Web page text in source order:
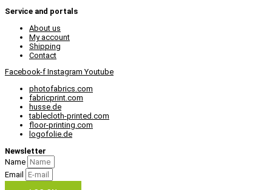
Service and portals
About us
My account
Shipping
Contact
Facebook-f Instagram Youtube
photofabrics.com
fabricprint.com
husse.de
tablecloth-printed.com
floor-printing.com
logofolie.de
Newsletter
Name
Email